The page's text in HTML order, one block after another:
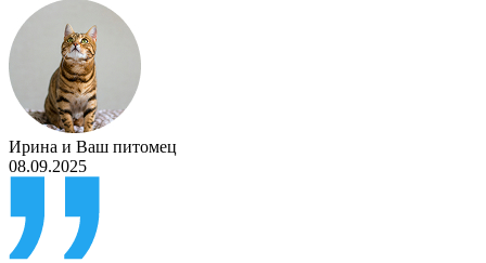
Ирина и Ваш питомец
08.09.2025